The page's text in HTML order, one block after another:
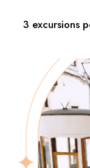
3 excursions